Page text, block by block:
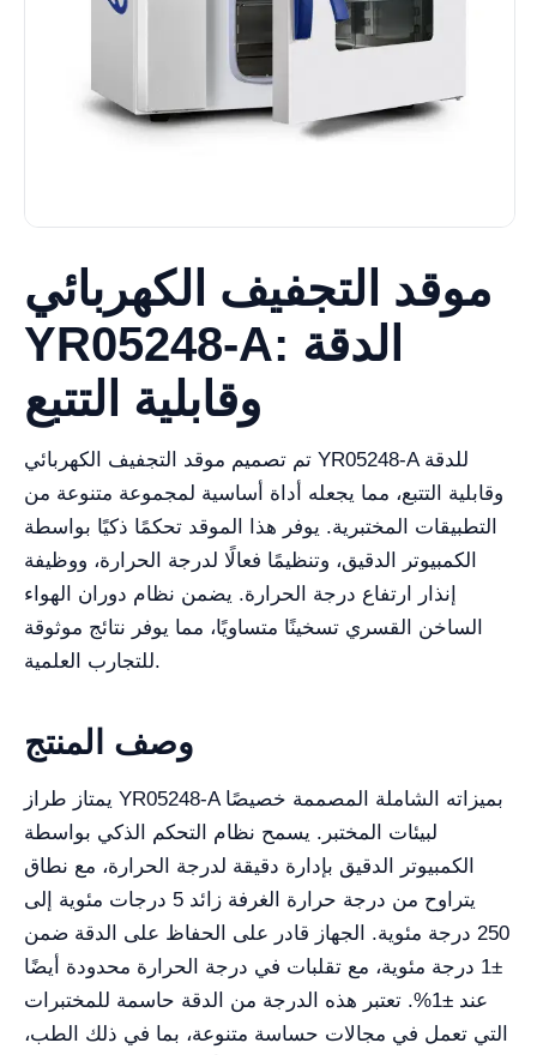
موقد التجفيف الكهربائي
YR05248-A: الدقة
وقابلية التتبع
تم تصميم موقد التجفيف الكهربائي YR05248-A للدقة
وقابلية التتبع، مما يجعله أداة أساسية لمجموعة متنوعة من
التطبيقات المختبرية. يوفر هذا الموقد تحكمًا ذكيًا بواسطة
الكمبيوتر الدقيق، وتنظيمًا فعالًا لدرجة الحرارة، ووظيفة
إنذار ارتفاع درجة الحرارة. يضمن نظام دوران الهواء
الساخن القسري تسخينًا متساويًا، مما يوفر نتائج موثوقة
للتجارب العلمية.
وصف المنتج
يمتاز طراز YR05248-A بميزاته الشاملة المصممة خصيصًا
لبيئات المختبر. يسمح نظام التحكم الذكي بواسطة
الكمبيوتر الدقيق بإدارة دقيقة لدرجة الحرارة، مع نطاق
يتراوح من درجة حرارة الغرفة زائد 5 درجات مئوية إلى
250 درجة مئوية. الجهاز قادر على الحفاظ على الدقة ضمن
±1 درجة مئوية، مع تقلبات في درجة الحرارة محدودة أيضًا
عند ±1%. تعتبر هذه الدرجة من الدقة حاسمة للمختبرات
التي تعمل في مجالات حساسة متنوعة، بما في ذلك الطب،